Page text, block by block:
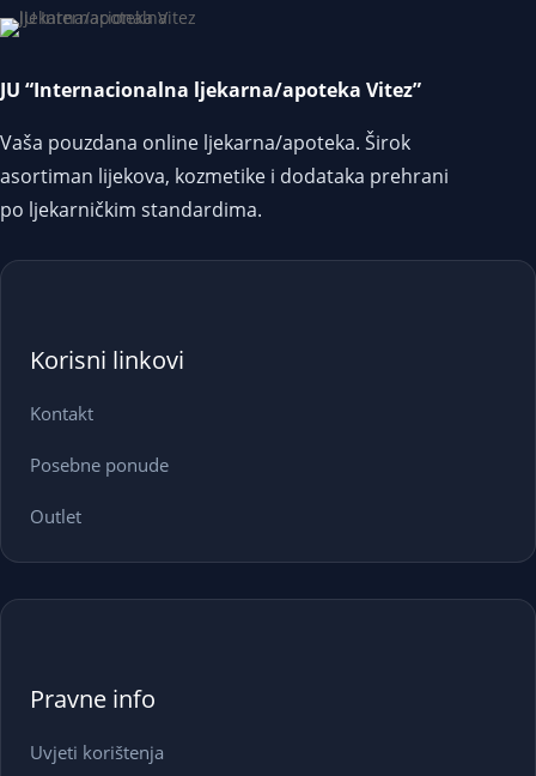
JU “Internacionalna ljekarna/apoteka Vitez”
Vaša pouzdana online ljekarna/apoteka. Širok
asortiman lijekova, kozmetike i dodataka prehrani
po ljekarničkim standardima.
Korisni linkovi
Kontakt
Posebne ponude
Outlet
Pravne info
Uvjeti korištenja